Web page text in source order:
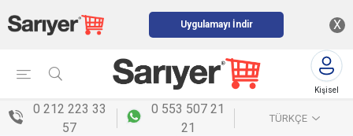
Uygulamayı İndir X
Kişisel
0 212 223 33
57
0 553 507 21
21
TÜRKÇE